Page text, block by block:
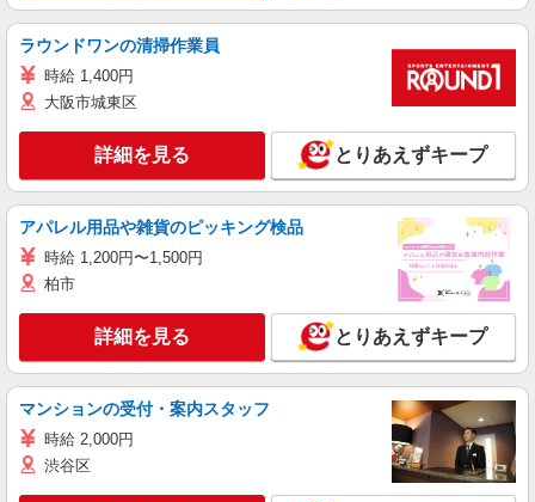
ラウンドワンの清掃作業員
時給 1,400円
大阪市城東区
詳細を見る とりあえずキープ
アパレル用品や雑貨のピッキング検品
時給 1,200円〜1,500円
柏市
詳細を見る とりあえずキープ
マンションの受付・案内スタッフ
時給 2,000円
渋谷区